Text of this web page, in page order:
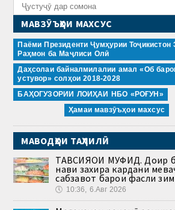
МАВЗӮЪҲОИ МАХСУС
Паёми Президенти Ҷумҳурии
Раҳмон ба Маҷлиси Олӣ
Даҳсолаи байналмилалии амал «Об
устувор» солҳои 2018-2028
БАҲОГУЗОРИИ ЛОИҲАИ НБО «РОҒУН»
Ҳамаи мавзӯъҳои махсус
МАВОДҲОИ ТАҲЛИЛӢ
ТАВСИЯҲОИ МУФИД. Доир
нави захира кардани
сабзавот барои фасли
🕔 10:36, 6.Авг 2026